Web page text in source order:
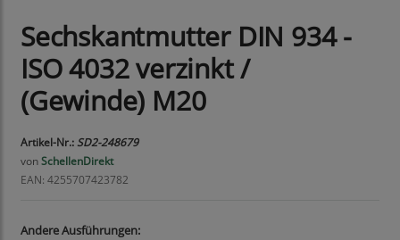
Sechskantmutter DIN 934 -
ISO 4032 verzinkt /
(Gewinde) M20
Artikel-Nr.: SD2-248679
vonSchellenDirekt
EAN: 4255707423782
Andere Ausführungen: